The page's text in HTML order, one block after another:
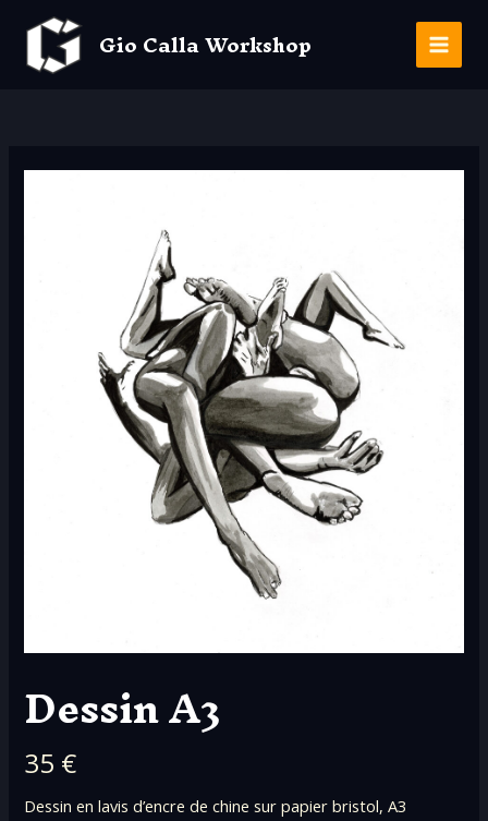
contenu
Gio Calla Workshop
Main
Dessin A3
N
o
35 €
Dessin en lavis d’encre de chine sur papier bristol, A3